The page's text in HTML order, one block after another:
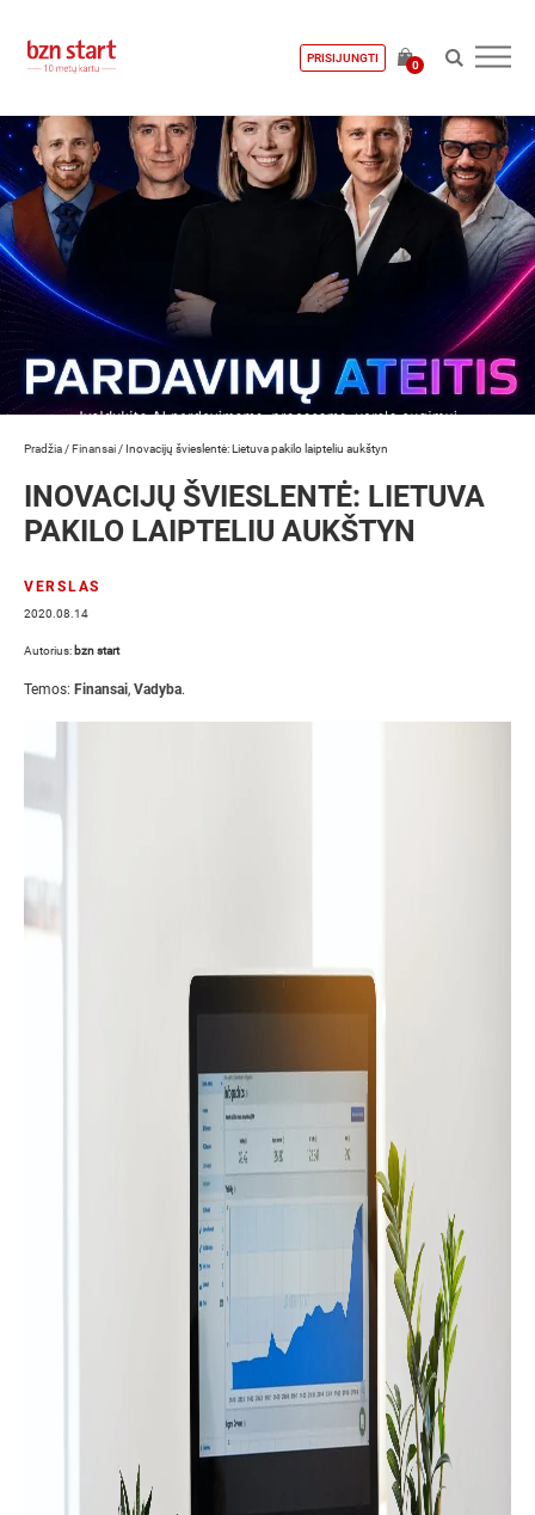
PRISIJUNGTI
0
Pradžia /Finansai / Inovacijų švieslentė: Lietuva pakilo laipteliu aukštyn
INOVACIJŲ ŠVIESLENTĖ: LIETUVA
PAKILO LAIPTELIU AUKŠTYN
VERSLAS
2020.08.14
Autorius: bzn start
Temos: Finansai, Vadyba.